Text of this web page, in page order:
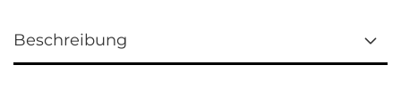
Beschreibung